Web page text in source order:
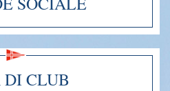
CLUB